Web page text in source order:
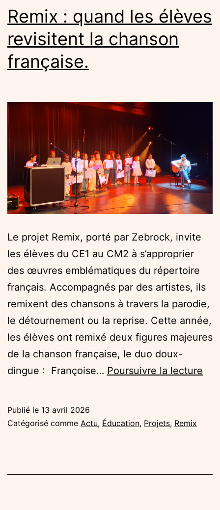
Remix : quand les élèves
revisitent la chanson
française.
Le projet Remix, porté par Zebrock, invite
les élèves du CE1 au CM2 à s’approprier
des œuvres emblématiques du répertoire
français. Accompagnés par des artistes, ils
remixent des chansons à travers la parodie,
le détournement ou la reprise. Cette année,
les élèves ont remixé deux figures majeures
de la chanson française, le duo doux-
dingue : Françoise… Poursuivre la lecture
Publié le 13 avril 2026
Catégorisé comme Actu, Éducation, Projets, Remix